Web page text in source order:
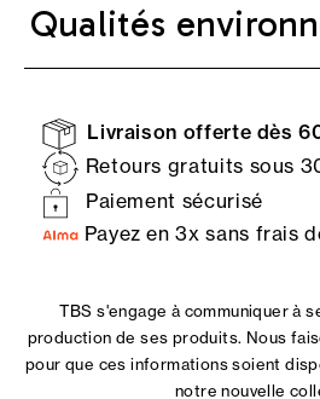
Qualités
Livraison offerte dès
Retours gratuits sous
Paiement sécurisé
Payez en 3x sans frais
TBS s'engage à communiquer à
production de ses produits. Nous
pour que ces informations soient
notre nouvelle